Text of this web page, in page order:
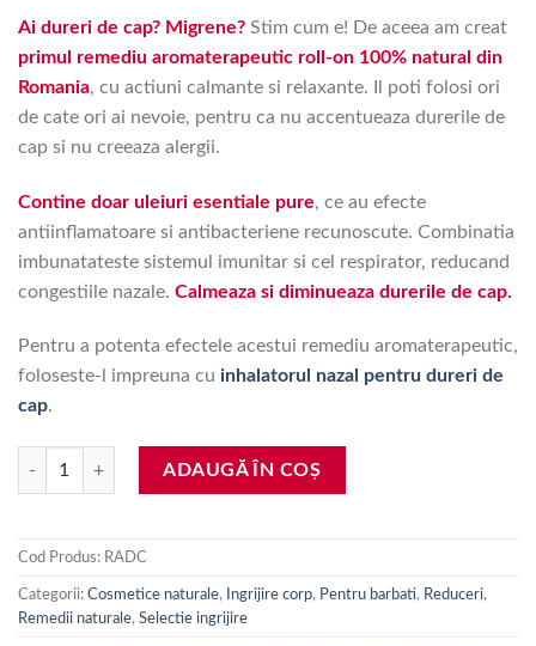
Ai dureri de cap? Migrene? Stim cum e! De aceea am creat
primul remediu aromaterapeutic roll-on 100% natural din
Romania, cu actiuni calmante si relaxante. Il poti folosi ori
de cate ori ai nevoie, pentru ca nu accentueaza durerile de
cap si nu creeaza alergii.
Contine doar uleiuri esentiale pure, ce au efecte
antiinflamatoare si antibacteriene recunoscute. Combinatia
imbunatateste sistemul imunitar si cel respirator, reducand
congestiile nazale. Calmeaza si diminueaza durerile de cap.
Pentru a potenta efectele acestui remediu aromaterapeutic,
foloseste-l impreuna cu inhalatorul nazal pentru dureri de
cap.
Cantitate Remediu aromaterapeutic roll-on pentru dureri de cap cu 6
ADAUGĂ ÎN COȘ
Cod Produs: RADC
Categorii: Cosmetice naturale, Ingrijire corp, Pentru barbati, Reduceri,
Remedii naturale, Selectie ingrijire